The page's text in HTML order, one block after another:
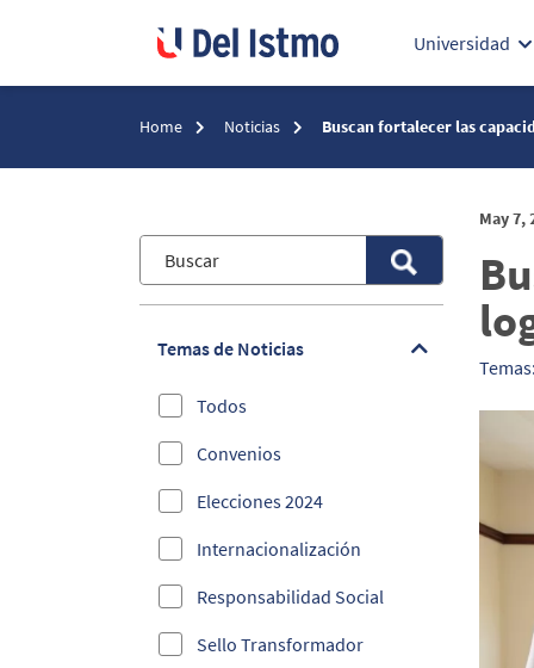
Universidad
Home Noticias Buscan fortalecer las
Temas de Noticias
Todos
Convenios
Elecciones 2024
Internacionalización
Responsabilidad Social
Sello Transformador
May 7,
Temas: